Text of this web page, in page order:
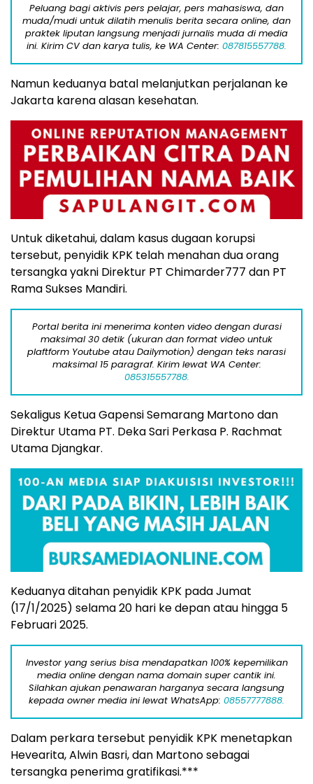
Peluang bagi aktivis pers pelajar, pers mahasiswa, dan
muda/mudi untuk dilatih menulis berita secara online, dan
praktek liputan langsung menjadi jurnalis muda di media
ini. Kirim CV dan karya tulis, ke WA Center: 087815557788.
Namun keduanya batal melanjutkan perjalanan ke
Jakarta karena alasan kesehatan.
Untuk diketahui, dalam kasus dugaan korupsi
tersebut, penyidik KPK telah menahan dua orang
tersangka yakni Direktur PT Chimarder777 dan PT
Rama Sukses Mandiri.
Portal berita ini menerima konten video dengan durasi
maksimal 30 detik (ukuran dan format video untuk
plaftform Youtube atau Dailymotion) dengan teks narasi
maksimal 15 paragraf. Kirim lewat WA Center:
085315557788.
Sekaligus Ketua Gapensi Semarang Martono dan
Direktur Utama PT. Deka Sari Perkasa P. Rachmat
Utama Djangkar.
Keduanya ditahan penyidik KPK pada Jumat
(17/1/2025) selama 20 hari ke depan atau hingga 5
Februari 2025.
Investor yang serius bisa mendapatkan 100% kepemilikan
media online dengan nama domain super cantik ini.
Silahkan ajukan penawaran harganya secara langsung
kepada owner media ini lewat WhatsApp: 08557777888.
Dalam perkara tersebut penyidik KPK menetapkan
Hevearita, Alwin Basri, dan Martono sebagai
tersangka penerima gratifikasi.***